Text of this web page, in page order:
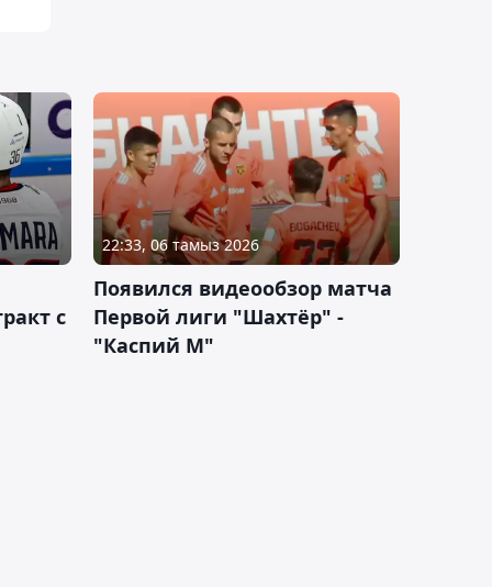
с
22:33, 06 тамыз 2026
Появился видеообзор матча
Первой лиги "Шахтёр" -
"Каспий М"